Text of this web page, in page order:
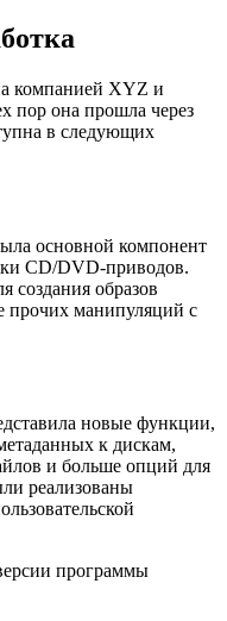
компанией XYZ и
пор она прошла через
в следующих
основной компонент
CD/DVD-приводов.
создания образов
прочих манипуляций с
новые функции,
к дискам,
и больше опций для
реализованы
программы